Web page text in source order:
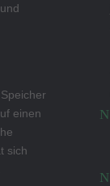
einen
sich